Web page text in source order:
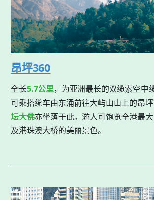
昂坪360
全长5.7公里，为亚洲最长的双缆索空中
可乘搭缆车由东涌前往大屿山山上的昂
坛大佛亦坐落于此。游人可饱览全港最大
及港珠澳大桥的美丽景色。